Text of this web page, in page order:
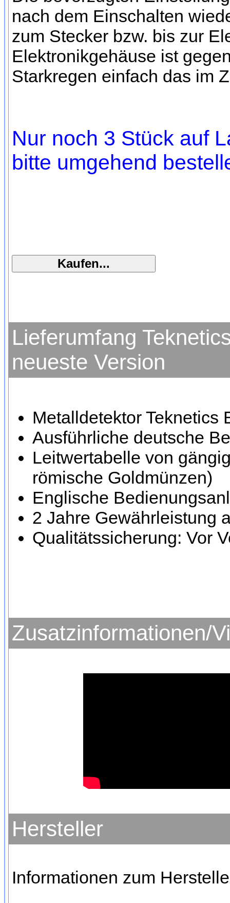
nach dem Einschalten
zum Stecker bzw. bis zur
Elektronikgehäuse ist
Starkregen einfach das im
Nur noch 3 Stück auf
bitte umgehend
Lieferumfang
neueste Version
Metalldetektor Teknetics
Ausführliche deutsche
Leitwertabelle von
römische Goldmünzen)
Englische
2 Jahre Gewährleistung
Qualitätssicherung: Vor
Zusatzinformationen/
Hersteller
Informationen zum